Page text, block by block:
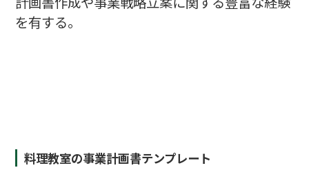
を有する。
料理教室の事業計画書テンプレート